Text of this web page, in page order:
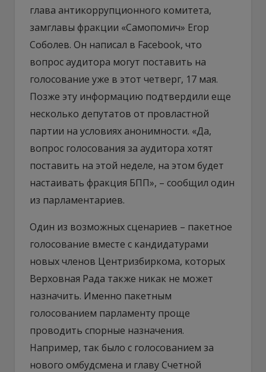
глава антикоррупционного комитета,
замглавы фракции «Самопомич» Егор
Соболев. Он написал в Facebook, что
вопрос аудитора могут поставить на
голосование уже в этот четверг, 17 мая.
Позже эту информацию подтвердили еще
несколько депутатов от провластной
партии на условиях анонимности. «Да,
вопрос голосования за аудитора хотят
поставить на этой неделе, на этом будет
настаивать фракция БПП», – сообщил один
из парламентариев.
Один из возможных сценариев – пакетное
голосование вместе с кандидатурами
новых членов Центризбиркома, которых
Верховная Рада также никак не может
назначить. Именно пакетным
голосованием парламенту проще
проводить спорные назначения.
Например, так было с голосованием за
нового омбудсмена и главу Счетной